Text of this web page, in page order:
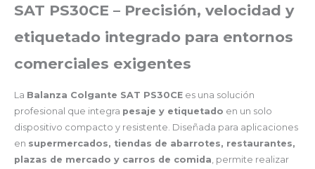
SAT PS30CE – Precisión, velocidad y
etiquetado integrado para entornos
comerciales exigentes
La Balanza Colgante SAT PS30CE es una solución
profesional que integra pesaje y etiquetado en un solo
dispositivo compacto y resistente. Diseñada para aplicaciones
en supermercados, tiendas de abarrotes, restaurantes,
plazas de mercado y carros de comida, permite realizar